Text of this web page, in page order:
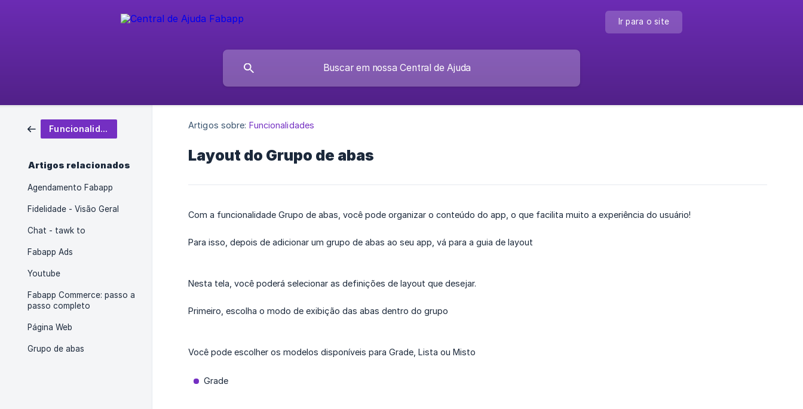
Ir para o site
Funcionalidades
Artigos relacionados
Agendamento Fabapp
Fidelidade - Visão Geral
Chat - tawk to
Fabapp Ads
Youtube
Fabapp Commerce: passo a
passo completo
Página Web
Grupo de abas
Artigos sobre: Funcionalidades
Layout do Grupo de abas
Com a funcionalidade Grupo de abas, você pode organizar o conteúdo do app, o que facilita muito a experiência do usuário!
Para isso, depois de adicionar um grupo de abas ao seu app, vá para a guia de layout
Nesta tela, você poderá selecionar as definições de layout que desejar.
Primeiro, escolha o modo de exibição das abas dentro do grupo
Você pode escolher os modelos disponíveis para Grade, Lista ou Misto
Grade